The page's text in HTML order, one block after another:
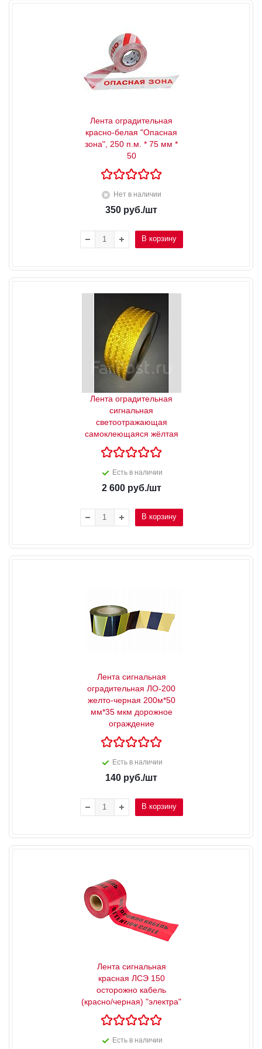
Лента оградительная
красно-белая "Опасная
зона", 250 п.м. * 75 мм *
50
Нет в наличии
350 руб./шт
В корзину
Лента оградительная
сигнальная
светоотражающая
самоклеющаяся жёлтая
Есть в наличии
2 600руб./шт
В корзину
Лента сигнальная
оградительная ЛО-200
желто-черная 200м*50
мм*35 мкм дорожное
ограждение
Есть в наличии
140 руб./шт
В корзину
Лента сигнальная
красная ЛСЭ 150
осторожно кабель
(красно/черная) "электра"
Есть в наличии